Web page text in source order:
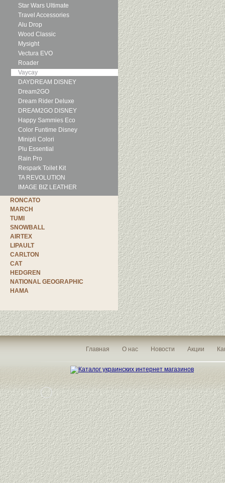
Star Wars Ultimate
Travel Accessories
Alu Drop
Wood Classic
Mysight
Vectura EVO
Roader
Vaycay
DAYDREAM DISNEY
Dream2GO
Dream Rider Deluxe
DREAM2GO DISNEY
Happy Sammies Eco
Color Funtime Disney
Minipli Colori
Plu Essential
Rain Pro
Respark Toilet Kit
TA REVOLUTION
IMAGE BIZ LEATHER
RONCATO
MARCH
TUMI
SNOWBALL
AIRTEX
LIPAULT
CARLTON
CAT
HEDGREN
NATIONAL GEOGRAPHIC
HAMA
Главная О нас Новости Акции